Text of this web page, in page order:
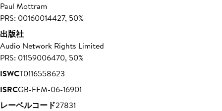
Paul Mottram
PRS: 00160014427, 50%
出版社
Audio Network Rights Limited
PRS: 01159006470, 50%
ISWCT0116558623
ISRCGB-FFM-06-16901
レーベルコード27831